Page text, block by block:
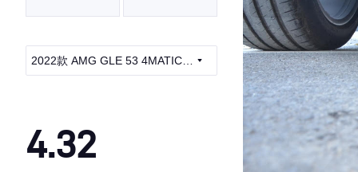
2022款 AMG GLE 53 4MATIC+
4.32